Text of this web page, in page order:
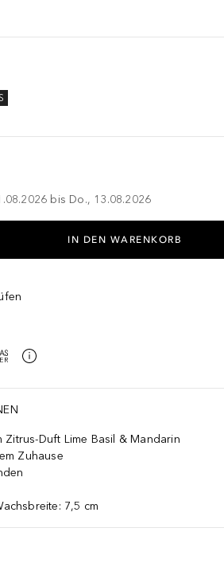
bis Do., 13.08.2026
IN DEN WARENKORB
Zitrus-Duft Lime Basil & Mandarin
Zuhause
7,5 cm